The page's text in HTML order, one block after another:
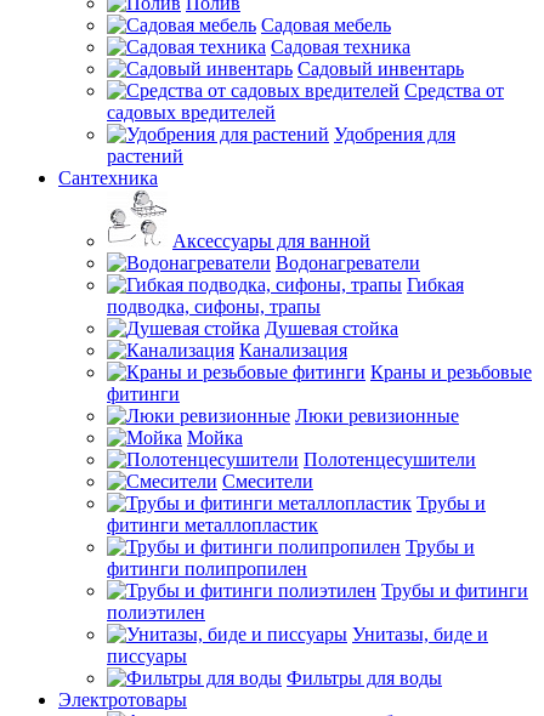
Садовая мебель
Садовая техника
Садовый инвентарь
Средства от
садовых вредителей
Удобрения для
растений
Сантехника
Аксессуары для ванной
Водонагреватели
Гибкая
подводка, сифоны, трапы
Душевая стойка
Канализация
Краны и резьбовые
фитинги
Люки ревизионные
Мойка
Полотенцесушители
Смесители
Трубы и
фитинги металлопластик
Трубы и
фитинги полипропилен
Трубы и фитинги
полиэтилен
Унитазы, биде и
писсуары
Фильтры для воды
Электротовары